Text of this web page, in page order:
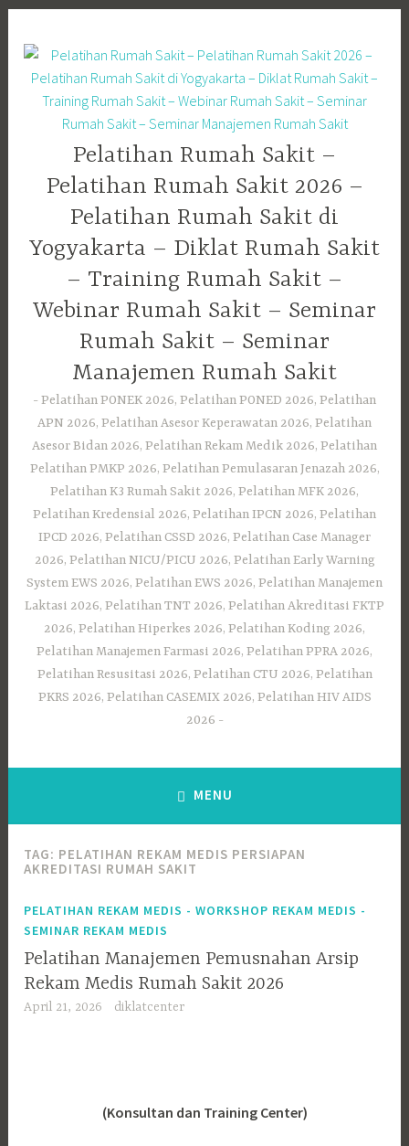
Skip
content
Pelatihan Rumah Sakit –
Pelatihan Rumah Sakit 2026 –
Pelatihan Rumah Sakit di
Yogyakarta – Diklat Rumah Sakit
– Training Rumah Sakit –
Webinar Rumah Sakit – Seminar
Rumah Sakit – Seminar
Manajemen Rumah Sakit
Pelatihan PONEK 2026, Pelatihan PONED 2026, Pelatihan
APN 2026, Pelatihan Asesor Keperawatan 2026, Pelatihan
Asesor Bidan 2026, Pelatihan Rekam Medik 2026, Pelatihan
Pelatihan PMKP 2026, Pelatihan Pemulasaran Jenazah 2026,
Pelatihan K3 Rumah Sakit 2026, Pelatihan MFK 2026,
Pelatihan Kredensial 2026, Pelatihan IPCN 2026, Pelatihan
IPCD 2026, Pelatihan CSSD 2026, Pelatihan Case Manager
2026, Pelatihan NICU/PICU 2026, Pelatihan Early Warning
System EWS 2026, Pelatihan EWS 2026, Pelatihan Manajemen
Laktasi 2026, Pelatihan TNT 2026, Pelatihan Akreditasi FKTP
2026, Pelatihan Hiperkes 2026, Pelatihan Koding 2026,
Pelatihan Manajemen Farmasi 2026, Pelatihan PPRA 2026,
Pelatihan Resusitasi 2026, Pelatihan CTU 2026, Pelatihan
PKRS 2026, Pelatihan CASEMIX 2026, Pelatihan HIV AIDS
2026
MENU
TAG: PELATIHAN REKAM MEDIS PERSIAPAN
AKREDITASI RUMAH SAKIT
PELATIHAN REKAM MEDIS - WORKSHOP REKAM MEDIS -
SEMINAR REKAM MEDIS
Pelatihan Manajemen Pemusnahan Arsip
Rekam Medis Rumah Sakit 2026
April 21, 2026 diklatcenter
(Konsultan dan Training Center)